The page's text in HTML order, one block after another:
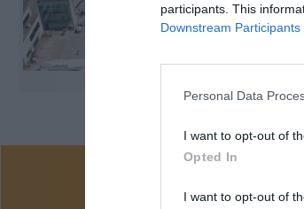
participants. This
Downstream Participants
Personal Data
I want to opt-out of
Opted In
I want to opt-out of